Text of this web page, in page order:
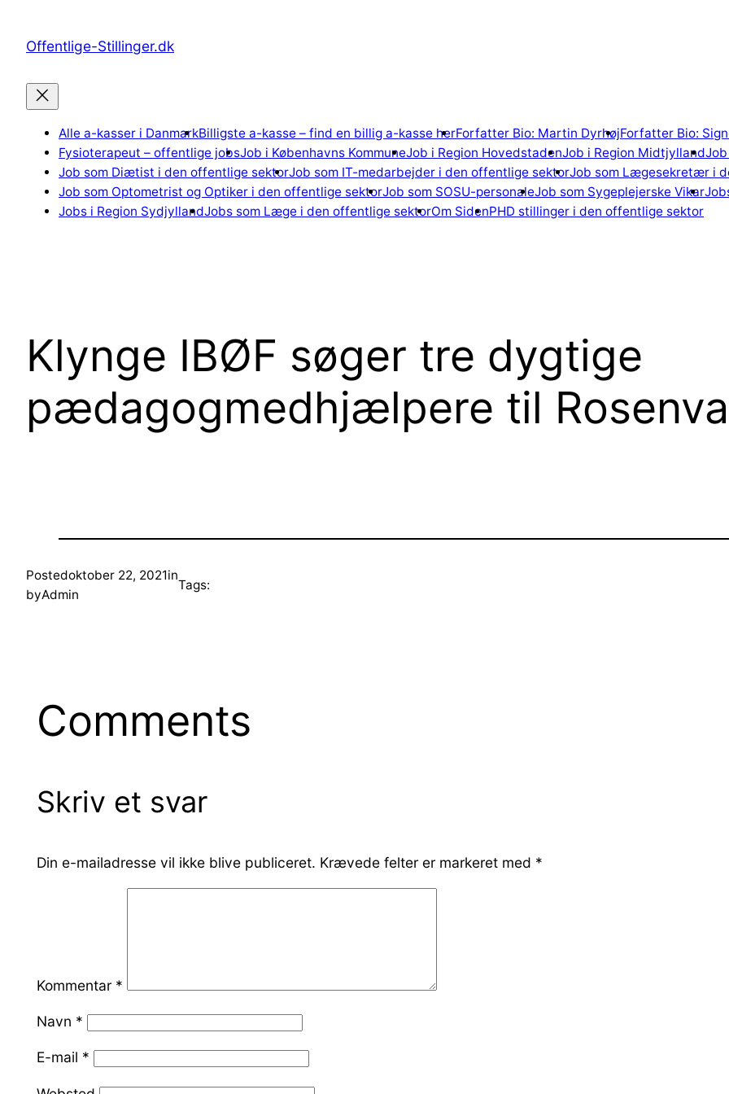
indholdOffentlige-Stillinger.dk
Alle a-kasser i DanmarkBilligste a-kasse – find en billig a-kasse herForfatter Bio: Martin DyrhøjForfatter Bio:
Fysioterapeut – offentlige jobsJob i Københavns KommuneJob i Region HovedstadenJob i Region Midtjylland
Job som Diætist i den offentlige sektorJob som IT-medarbejder i den offentlige sektorJob som Lægesekretær i
Job som Optometrist og Optiker i den offentlige sektorJob som SOSU-personaleJob som Sygeplejerske Vikar
Jobs i Region SydjyllandJobs som Læge i den offentlige sektorOm SidenPHD stillinger i den offentlige sektor
Klynge IBØF søger tre dygtige
pædagogmedhjælpere til
Postedoktober 22, 2021in
byAdmin
Tags:
Comments
Skriv et svar
Din e-mailadresse vil ikke blive publiceret. Krævede felter er markeret med *
Kommentar *
Navn *
E-mail *